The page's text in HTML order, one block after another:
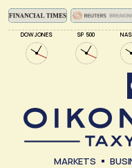
DOW JONES SP 500
MARKETS